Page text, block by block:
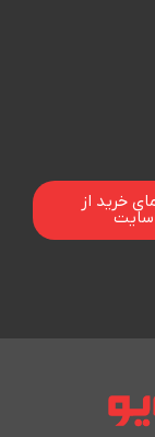
خرید از
سایت